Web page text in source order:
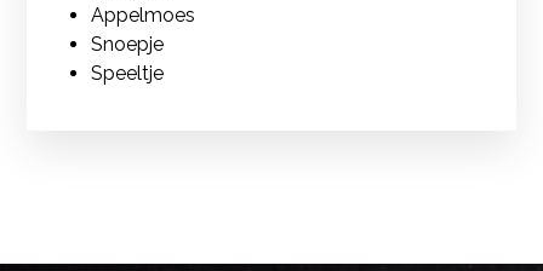
Appelmoes
Snoepje
Speeltje